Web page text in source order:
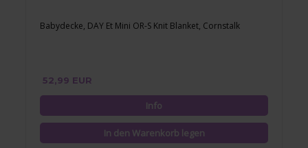
Babydecke, DAY Et Mini OR-S Knit Blanket, Cornstalk
52,99 EUR